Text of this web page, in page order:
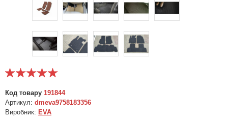
Код товару 191844
Артикул: dmeva9758183356
Виробник: EVA